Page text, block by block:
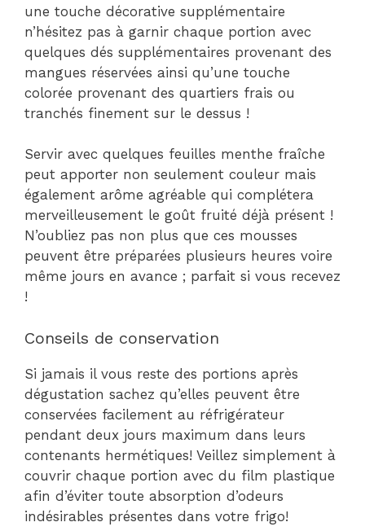
une touche décorative supplémentaire
n’hésitez pas à garnir chaque portion avec
quelques dés supplémentaires provenant des
mangues réservées ainsi qu’une touche
colorée provenant des quartiers frais ou
tranchés finement sur le dessus !
Servir avec quelques feuilles menthe fraîche
peut apporter non seulement couleur mais
également arôme agréable qui complétera
merveilleusement le goût fruité déjà présent !
N’oubliez pas non plus que ces mousses
peuvent être préparées plusieurs heures voire
même jours en avance ; parfait si vous recevez
!
Conseils de conservation
Si jamais il vous reste des portions après
dégustation sachez qu’elles peuvent être
conservées facilement au réfrigérateur
pendant deux jours maximum dans leurs
contenants hermétiques! Veillez simplement à
couvrir chaque portion avec du film plastique
afin d’éviter toute absorption d’odeurs
indésirables présentes dans votre frigo!